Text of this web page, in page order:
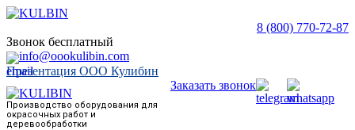
8 (800) 770-72-87
Звонок бесплатный
info@oookulibin.com
Презентация ООО Кулибин
Заказать звонок
Производство оборудования для
окрасочных работ и
деревообработки